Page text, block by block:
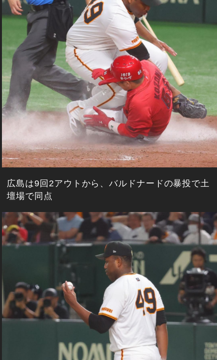
広島は9回2アウトから、バルドナードの暴投で土
壇場で同点